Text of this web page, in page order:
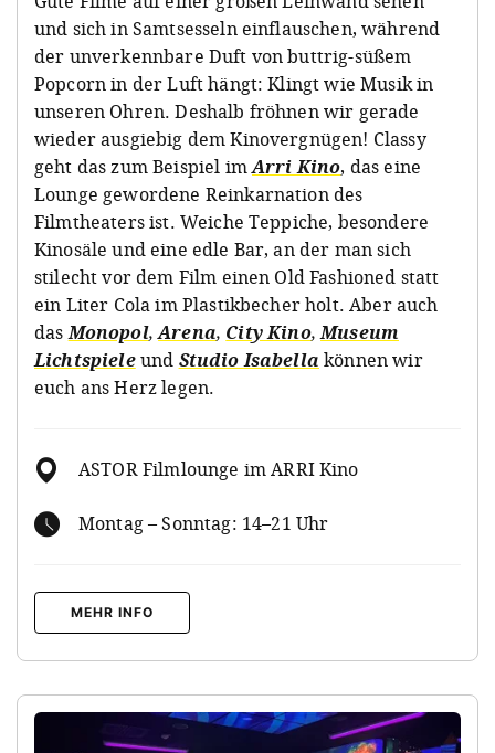
und sich in Samtsesseln einflauschen, während
der unverkennbare Duft von buttrig-süßem
Popcorn in der Luft hängt: Klingt wie Musik in
unseren Ohren. Deshalb fröhnen wir gerade
wieder ausgiebig dem Kinovergnügen! Classy
geht das zum Beispiel imArri Kino, das eine
Lounge gewordene Reinkarnation des
Filmtheaters ist. Weiche Teppiche, besondere
Kinosäle und eine edle Bar, an der man sich
stilecht vor dem Film einen Old Fashioned statt
ein Liter Cola im Plastikbecher holt. Aber auch
dasMonopol,Arena, City Kino, Museum
Lichtspieleund Studio Isabella können wir
euch ans Herz legen.
ASTOR Filmlounge im ARRI Kino
Montag – Sonntag: 14–21 Uhr
MEHR INFO